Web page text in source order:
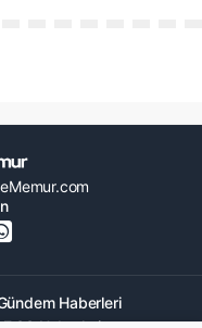
Haberleri